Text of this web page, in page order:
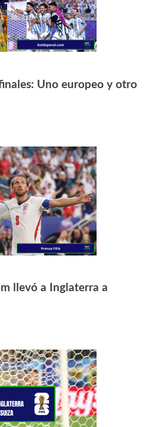
Uno europeo y otro
llevó a Inglaterra a